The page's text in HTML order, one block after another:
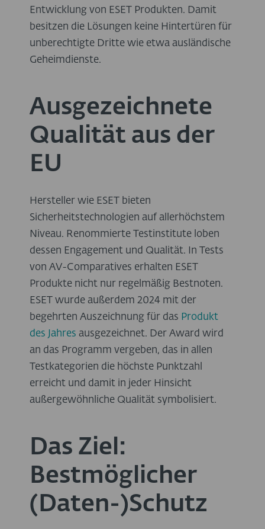
Entwicklung von ESET Produkten. Damit
besitzen die Lösungen keine Hintertüren für
unberechtigte Dritte wie etwa ausländische
Geheimdienste.
Ausgezeichnete
Qualität aus der
EU
Hersteller wie ESET bieten
Sicherheitstechnologien auf allerhöchstem
Niveau. Renommierte Testinstitute loben
dessen Engagement und Qualität. In Tests
von AV-Comparatives erhalten ESET
Produkte nicht nur regelmäßig Bestnoten.
ESET wurde außerdem 2024 mit der
begehrten Auszeichnung für das Produkt
des Jahres ausgezeichnet. Der Award wird
an das Programm vergeben, das in allen
Testkategorien die höchste Punktzahl
erreicht und damit in jeder Hinsicht
außergewöhnliche Qualität symbolisiert.
Das Ziel:
Bestmöglicher
(Daten-)Schutz